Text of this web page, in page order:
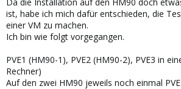
Da die Installation auf den HM90 doch
ist, habe ich mich dafür entschieden, die
einer VM zu machen.
Ich bin wie folgt vorgegangen.
PVE1 (HM90-1), PVE2 (HM90-2), PVE3 in
Rechner)
Auf den zwei HM90 jeweils noch einmal